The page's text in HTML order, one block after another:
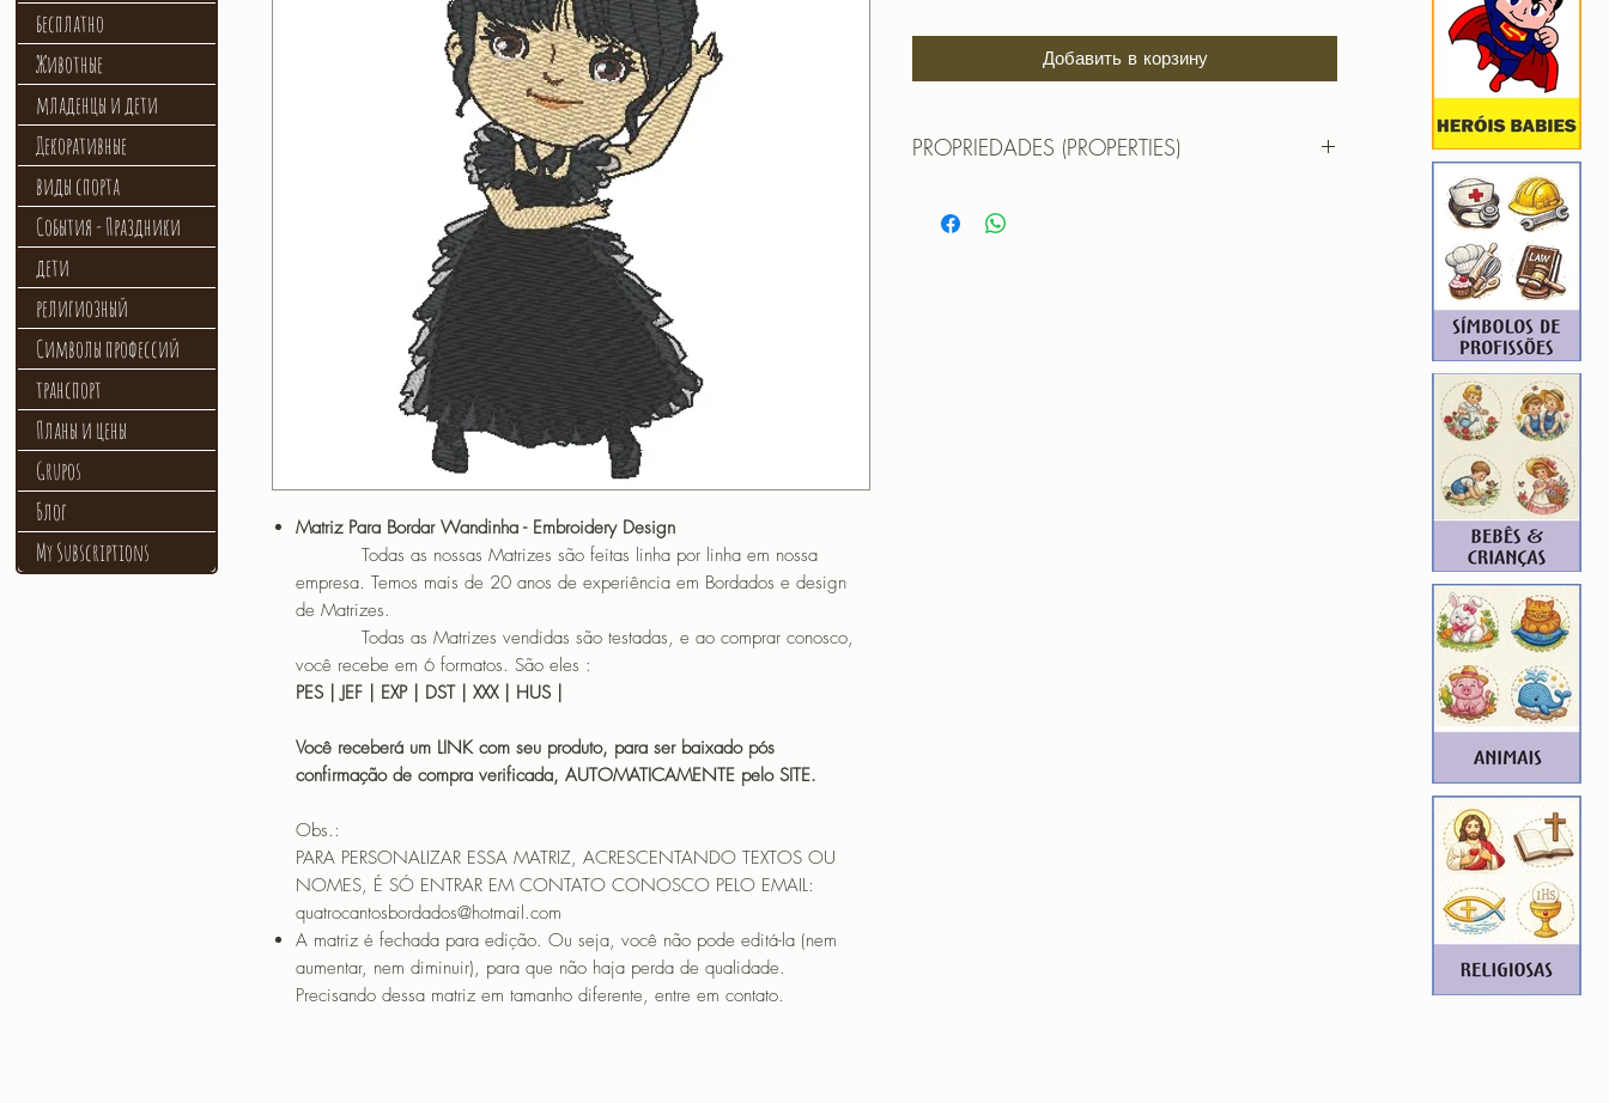
Matriz Para Bordar Wandinha - Embroidery Design
Todas as nossas Matrizes são feitas linha por linha em nossa
empresa. Temos mais de 20 anos de experiência em Bordados e design
de Matrizes.
Todas as Matrizes vendidas são testadas, e ao comprar conosco,
você recebe em 6 formatos. São eles :
PES | JEF | EXP | DST | XXX | HUS |
Você receberá um LINK com seu produto, para ser baixado pós
confirmação de compra verificada, AUTOMATICAMENTE pelo SITE.
Obs.:
PARA PERSONALIZAR ESSA MATRIZ, ACRESCENTANDO TEXTOS OU
NOMES, É SÓ ENTRAR EM CONTATO CONOSCO PELO EMAIL:
quatrocantosbordados@hotmail.com
A matriz é fechada para edição. Ou seja, você não pode editá-la (nem
aumentar, nem diminuir), para que não haja perda de qualidade.
Precisando dessa matriz em tamanho diferente, entre em contato.
Добавить в корзину
PROPRIEDADES (PROPERTIES)
Formatos:
бесплатно
Животные
младенцы и дети
Декоративные
виды спорта
События - Праздники
дети
религиозный
Символы профессий
транспорт
Планы и цены
Grupos
Блог
My Subscriptions